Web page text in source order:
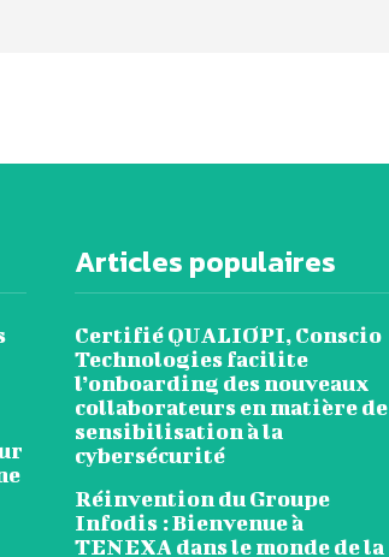
Articles populaires
Certifié QUALIOPI, Conscio
Technologies facilite
l’onboarding des nouveaux
collaborateurs en matière de
sensibilisation à la
cybersécurité
Réinvention du Groupe
Infodis : Bienvenue à
TENEXA dans le monde de la